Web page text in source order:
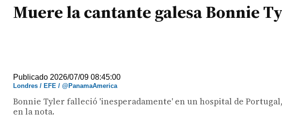
Muere la cantante galesa Bonnie
Publicado 2026/07/09 08:45:00
Londres / EFE / @PanamaAmerica
Bonnie Tyler falleció 'inesperadamente' en un hospital de
en la nota.